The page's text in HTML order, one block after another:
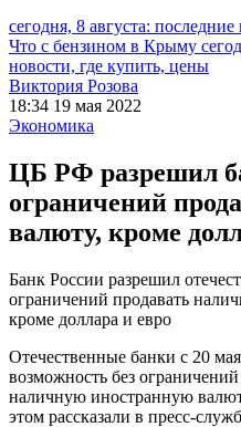
сегодня, 8 августа:
Что с бензином в Крыму
новости, где купить, цены
Виктория Розова
18:34 19 мая 2022
Экономика
ЦБ РФ разрешил
ограничений
валюту, кроме
Банк России разрешил
ограничений продавать
кроме доллара и евро
Отечественные банки с 20
возможность без
наличную иностранную
этом рассказали в пресс-